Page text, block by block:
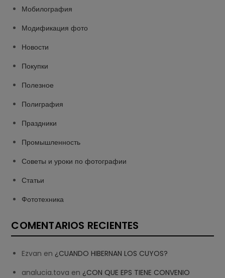
Мобилография
Модификация фото
Новости
Покупки
Полезное
Полиграфия
Праздники
Промышленность
Советы и уроки по фотографии
Статьи
Фототехника
COMENTARIOS RECIENTES
Ezvan en ¿CUANDO HIBERNAN LOS CUYOS?
analucia.tova en ¿CON QUE EPS TIENE CONVENIO